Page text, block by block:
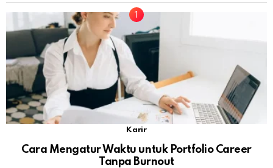
Karir
Cara Mengatur Waktu untuk Portfolio Career
Tanpa Burnout